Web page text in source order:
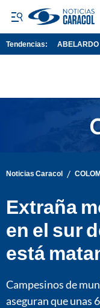
Tendencias: ABELARDO
Noticias Caracol /
Extraña
en el sur
está
Campesinos de
aseguran que unas